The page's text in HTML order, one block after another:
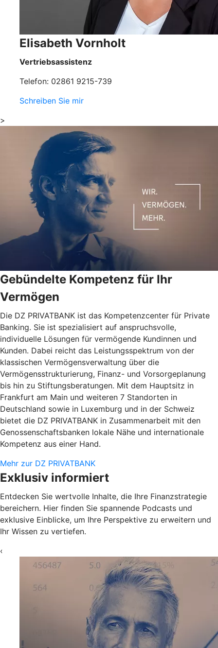
Elisabeth Vornholt
Vertriebsassistenz
Telefon: 02861 9215-739
Schreiben Sie mir
>
Gebündelte Kompetenz für Ihr
Vermögen
Die DZ PRIVATBANK ist das Kompetenzcenter für Private
Banking. Sie ist spezialisiert auf anspruchsvolle,
individuelle Lösungen für vermögende Kundinnen und
Kunden. Dabei reicht das Leistungsspektrum von der
klassischen Vermögensverwaltung über die
Vermögensstrukturierung, Finanz- und Vorsorgeplanung
bis hin zu Stiftungsberatungen. Mit dem Hauptsitz in
Frankfurt am Main und weiteren 7 Standorten in
Deutschland sowie in Luxemburg und in der Schweiz
bietet die DZ PRIVATBANK in Zusammenarbeit mit den
Genossenschaftsbanken lokale Nähe und internationale
Kompetenz aus einer Hand.
Mehr zur DZ PRIVATBANK
Exklusiv informiert
Entdecken Sie wertvolle Inhalte, die Ihre Finanzstrategie
bereichern. Hier finden Sie spannende Podcasts und
exklusive Einblicke, um Ihre Perspektive zu erweitern und
Ihr Wissen zu vertiefen.
‹